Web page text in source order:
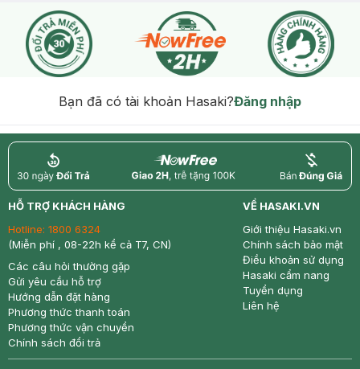
Bạn đã có tài khoản Hasaki?Đăng nhập
return nowfree price
HỖ TRỢ KHÁCH HÀNG
Hotline: 1800 6324
(Miễn phí , 08-22h kể cả T7, CN)
Các câu hỏi thường gặp
Gửi yêu cầu hỗ trợ
Hướng dẫn đặt hàng
Phương thức thanh toán
Phương thức vận chuyển
Chính sách đổi trả
VỀ HASAKI.VN
Giới thiệu Hasaki.vn
Chính sách bảo mật
Điều khoản sử dụng
Hasaki cẩm nang
Tuyển dụng
Liên hệ